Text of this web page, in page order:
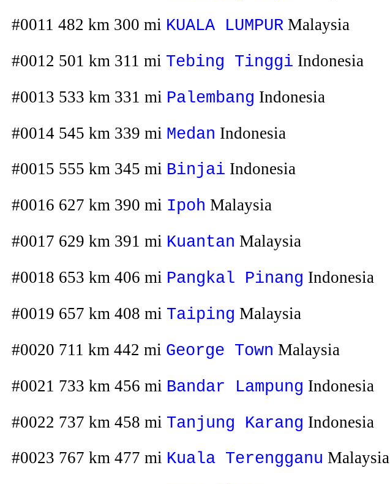
#0011 482 km 300 mi KUALA LUMPUR Malaysia
#0012 501 km 311 mi Tebing Tinggi Indonesia
#0013 533 km 331 mi Palembang Indonesia
#0014 545 km 339 mi Medan Indonesia
#0015 555 km 345 mi Binjai Indonesia
#0016 627 km 390 mi Ipoh Malaysia
#0017 629 km 391 mi Kuantan Malaysia
#0018 653 km 406 mi Pangkal Pinang Indonesia
#0019 657 km 408 mi Taiping Malaysia
#0020 711 km 442 mi George Town Malaysia
#0021 733 km 456 mi Bandar Lampung Indonesia
#0022 737 km 458 mi Tanjung Karang Indonesia
#0023 767 km 477 mi Kuala Terengganu Malaysia